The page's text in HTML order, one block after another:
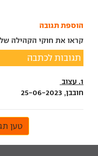
הוספת תגובה
קראו את חוקי הקהילה
תגובות לכתבה
1. עצוב
חובבן, 25-06-2023
טען